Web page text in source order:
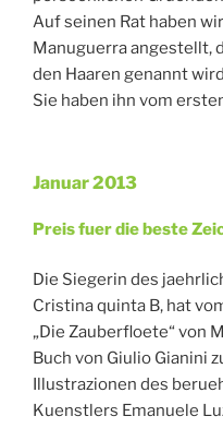
Auf seinen Rat haben
Manuguerra angestellt,
den Haaren genannt
Sie haben ihn vom
Veröffentlicht
Januar 2013
Preis fuer die beste
Die Siegerin des
Cristina quinta B, hat
„Die Zauberfloete“ von
Buch von Giulio Gianini
Illustrazionen des
Kuenstlers Emanuele